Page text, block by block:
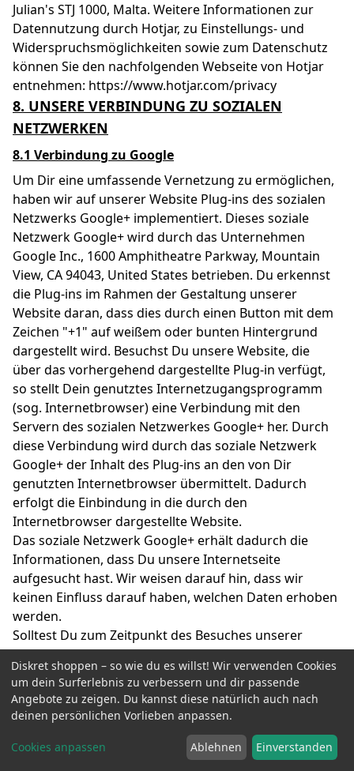
Julian's STJ 1000, Malta. Weitere Informationen zur
Datennutzung durch Hotjar, zu Einstellungs- und
Widerspruchsmöglichkeiten sowie zum Datenschutz
können Sie den nachfolgenden Webseite von Hotjar
entnehmen: https://www.hotjar.com/privacy
8. UNSERE VERBINDUNG ZU SOZIALEN
NETZWERKEN
8.1 Verbindung zu Google
Um Dir eine umfassende Vernetzung zu ermöglichen,
haben wir auf unserer Website Plug-ins des sozialen
Netzwerks Google+ implementiert. Dieses soziale
Netzwerk Google+ wird durch das Unternehmen
Google Inc., 1600 Amphitheatre Parkway, Mountain
View, CA 94043, United States betrieben. Du erkennst
die Plug-ins im Rahmen der Gestaltung unserer
Website daran, dass dies durch einen Button mit dem
Zeichen "+1" auf weißem oder bunten Hintergrund
dargestellt wird. Besuchst Du unsere Website, die
über das vorhergehend dargestellte Plug-in verfügt,
so stellt Dein genutztes Internetzugangsprogramm
(sog. Internetbrowser) eine Verbindung mit den
Servern des sozialen Netzwerkes Google+ her. Durch
diese Verbindung wird durch das soziale Netzwerk
Google+ der Inhalt des Plug-ins an den von Dir
genutzten Internetbrowser übermittelt. Dadurch
erfolgt die Einbindung in die durch den
Internetbrowser dargestellte Website.
Das soziale Netzwerk Google+ erhält dadurch die
Informationen, dass Du unsere Internetseite
aufgesucht hast. Wir weisen darauf hin, dass wir
keinen Einfluss darauf haben, welchen Daten erhoben
werden.
Solltest Du zum Zeitpunkt des Besuches unserer
Website zeitgleich auf der Internetseite des sozialen
Netzwerkes Google+ unter Nutzung des Dir
zugewiesenen persönlichen Nutzerkontos eingeloggt
sein, erfolgt eine direkte Zuordnung von Google+ mit
Button an oder nutzt Deinen Account, um einen
Diskret shoppen – so wie du es willst! Wir verwenden Cookies
um dein Surferlebnis zu verbessern und dir passende
Angebote zu zeigen. Du kannst diese natürlich auch nach
deinen persönlichen Vorlieben anpassen.
Cookies anpassen Ablehnen Einverstanden